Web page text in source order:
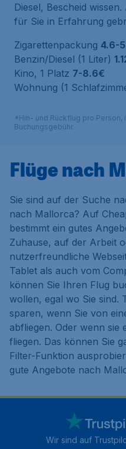
Diesel, Bescheid
für Sie in Erfahrung
Zigarettenpackung 4.6-
Benzin/Diesel (1 Liter)
Kino, 1 Platz 7-8.6€
Wohnung (1
*Hin- und Rückflug pro Person,
Buchungsgebühr.
Flüge nach
Sie sind auf der Suche
nach Mallorca? Auf
bestimmt ein gutes
Zuhause, auf der Arbeit
nutzerfreundliche
Tablet als auch vom
können Sie Ihren Flug
wollen, egal wo Sie sind.
sparen, wenn Sie von
abfliegen. Oder wenn sie
fliegen. Das können Sie
Filter-Funktion
gute Angebote nach
Wir sind auf